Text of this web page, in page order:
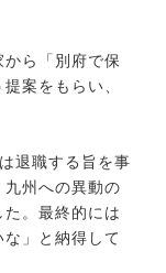
ら「別府で保
案をもらい、
退職する旨を事
州への異動の
。最終的には
な」と納得して